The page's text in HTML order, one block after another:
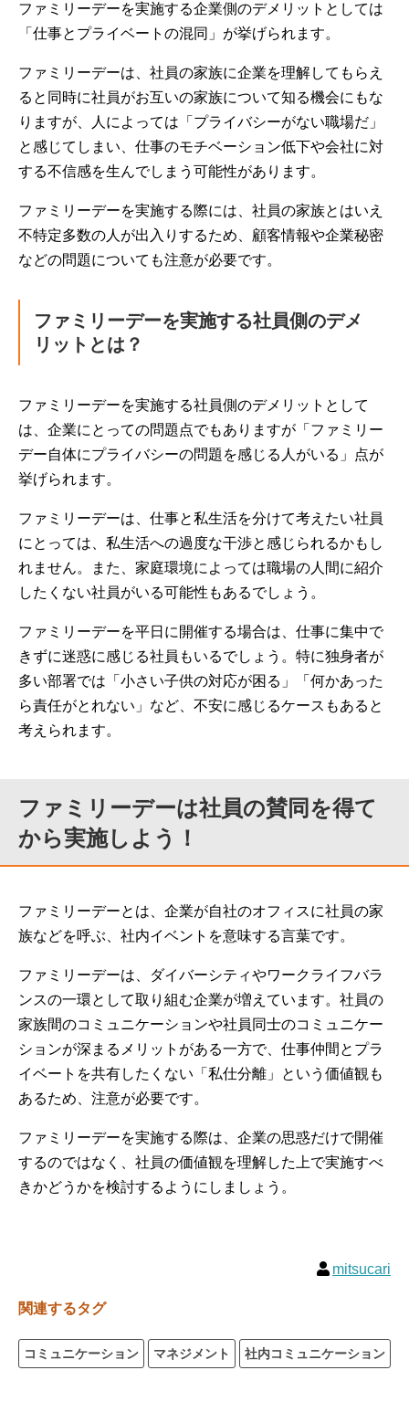
ファミリーデーを実施する企業側のデメリットとしては
「仕事とプライベートの混同」が挙げられます。
ファミリーデーは、社員の家族に企業を理解してもらえ
ると同時に社員がお互いの家族について知る機会にもな
りますが、人によっては「プライバシーがない職場だ」
と感じてしまい、仕事のモチベーション低下や会社に対
する不信感を生んでしまう可能性があります。
ファミリーデーを実施する際には、社員の家族とはいえ
不特定多数の人が出入りするため、顧客情報や企業秘密
などの問題についても注意が必要です。
ファミリーデーを実施する社員側のデメ
リットとは？
ファミリーデーを実施する社員側のデメリットとして
は、企業にとっての問題点でもありますが「ファミリー
デー自体にプライバシーの問題を感じる人がいる」点が
挙げられます。
ファミリーデーは、仕事と私生活を分けて考えたい社員
にとっては、私生活への過度な干渉と感じられるかもし
れません。また、家庭環境によっては職場の人間に紹介
したくない社員がいる可能性もあるでしょう。
ファミリーデーを平日に開催する場合は、仕事に集中で
きずに迷惑に感じる社員もいるでしょう。特に独身者が
多い部署では「小さい子供の対応が困る」「何かあった
ら責任がとれない」など、不安に感じるケースもあると
考えられます。
ファミリーデーは社員の賛同を得て
から実施しよう！
ファミリーデーとは、企業が自社のオフィスに社員の家
族などを呼ぶ、社内イベントを意味する言葉です。
ファミリーデーは、ダイバーシティやワークライフバラ
ンスの一環として取り組む企業が増えています。社員の
家族間のコミュニケーションや社員同士のコミュニケー
ションが深まるメリットがある一方で、仕事仲間とプラ
イベートを共有したくない「私仕分離」という価値観も
あるため、注意が必要です。
ファミリーデーを実施する際は、企業の思惑だけで開催
するのではなく、社員の価値観を理解した上で実施すべ
きかどうかを検討するようにしましょう。
mitsucari
関連するタグ
コミュニケーション マネジメント 社内コミュニケーション